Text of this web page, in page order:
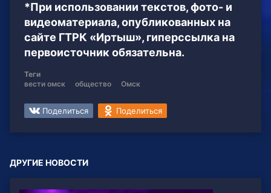
*При использовании текстов, фото- и
видеоматериала, опубликованных на
сайте ГТРК «Иртыш», гиперссылка на
первоисточник обязательна.
Теги
вести омск
общество Омск
Поделиться Поделиться
ДРУГИЕ НОВОСТИ